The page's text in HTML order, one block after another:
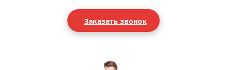
Заказать звонок